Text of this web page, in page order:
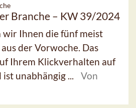
Branche – KW 39/2024
Ihnen die fünf meist
der Vorwoche. Das
Ihrem Klickverhalten auf
unabhängig ...
Von